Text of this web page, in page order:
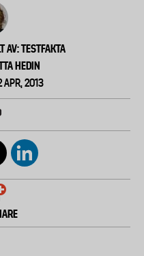
AV: TESTFAKTA
HEDIN
APR, 2013